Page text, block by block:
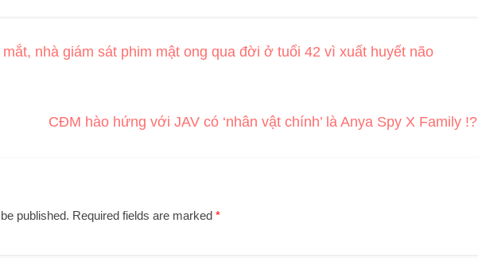
nhà giám sát phim mật ong qua đời ở tuổi 42 vì xuất huyết não
CĐM hào hứng với JAV có ‘nhân vật chính’ là Anya Spy X Family !?
published. Required fields are marked *